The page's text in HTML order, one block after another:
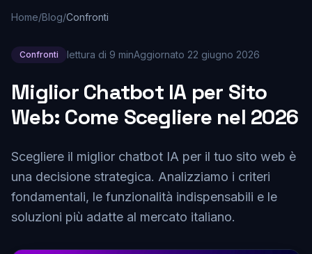
Home/Blog/Confronti
Confronti lettura di 9 minAggiornato 22 giugno 2026
Miglior Chatbot IA per Sito
Web: Come Scegliere nel 2026
Scegliere il miglior chatbot IA per il tuo sito web è
una decisione strategica. Analizziamo i criteri
fondamentali, le funzionalità indispensabili e le
soluzioni più adatte al mercato italiano.